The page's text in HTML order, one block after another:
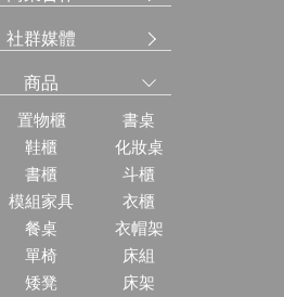
社群媒體
商品
置物櫃
鞋櫃
書櫃
模組家具
餐桌
單椅
矮凳
書桌
化妝桌
斗櫃
衣櫃
衣帽架
床組
床架